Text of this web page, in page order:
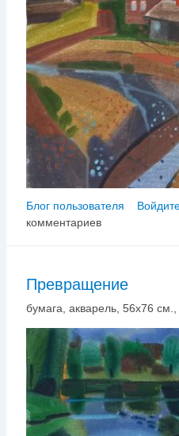
Блог пользователя
комментариев
Превращение
бумага, акварель, 56х76 см.,